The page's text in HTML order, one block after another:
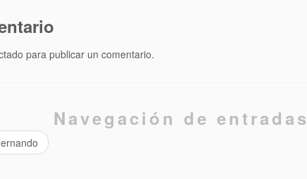
para publicar un comentario.
Navegación de entradas